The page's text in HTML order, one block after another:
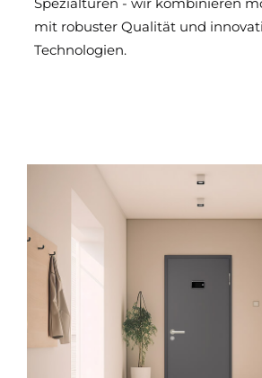
mit robuster Qualität und
Technologien.